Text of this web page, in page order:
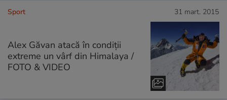
Sport 31 mart. 2015
Alex Găvan atacă în condiții
extreme un vârf din Himalaya /
FOTO & VIDEO